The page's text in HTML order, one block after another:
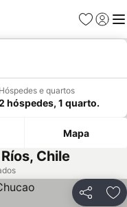
Favoritos
Iniciar
Hóspedes e quartos
hóspedes, 1 quarto.
Mapa
Chile
Partilhar